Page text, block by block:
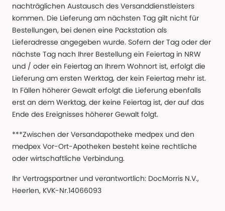
nachträglichen Austausch des Versanddienstleisters
kommen. Die Lieferung am nächsten Tag gilt nicht für
Bestellungen, bei denen eine Packstation als
Lieferadresse angegeben wurde. Sofern der Tag oder der
nächste Tag nach Ihrer Bestellung ein Feiertag in NRW
und / oder ein Feiertag an Ihrem Wohnort ist, erfolgt die
Lieferung am ersten Werktag, der kein Feiertag mehr ist.
In Fällen höherer Gewalt erfolgt die Lieferung ebenfalls
erst an dem Werktag, der keine Feiertag ist, der auf das
Ende des Ereignisses höherer Gewalt folgt.
***Zwischen der Versandapotheke medpex und den
medpex Vor-Ort-Apotheken besteht keine rechtliche
oder wirtschaftliche Verbindung.
Ihr Vertragspartner und verantwortlich: DocMorris N.V.,
Heerlen, KVK-Nr.14066093